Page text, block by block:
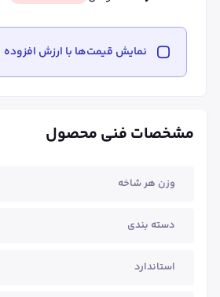
نمایش قیمت‌ها با ارزش افزوده
مشخصات فنی محصول
وزن هر شاخه
دسته بندی
استاندارد